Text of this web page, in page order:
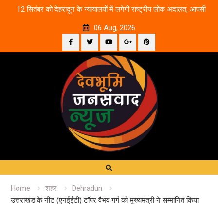
12 सितंबर को देहरादून के न्यायालयों में लगेगी राष्ट्रीय लोक अदालत, आपसी
06 Aug, 2026
Facebook
TwitterYouTubePlus
Google
Home शहर
Dehradun
उत्तराखंड के नीट (एनईईटी) टॉपर वैभव गर्ग को मुख्यमंत्री ने सम्मानित किया